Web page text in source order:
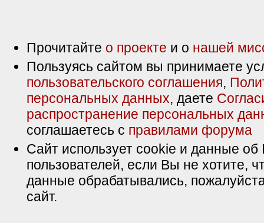
Прочитайте о проекте и о нашей
Пользуясь сайтом вы принимаете
пользовательского соглашения,
персональных данных, даете
распространение персональных
соглашаетесь с правилами форума
Сайт использует cookie и данные об
пользователей, если Вы не хотите,
данные обрабатывались,
сайт.